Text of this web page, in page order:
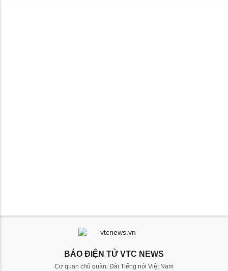
BÁO ĐIỆN TỬ VTC NEWS
Cơ quan chủ quản: Đài Tiếng nói Việt Nam